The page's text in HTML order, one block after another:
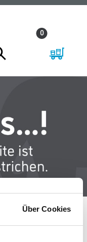
Über Cookies
0